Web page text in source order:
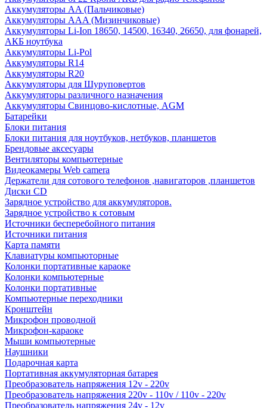
Аккумуляторы AA (Пальчиковые)
Аккумуляторы AAA (Мизинчиковые)
Аккумуляторы Li-Ion 18650, 14500, 16340, 26650, для фонарей,
АКБ ноутбука
Аккумуляторы Li-Pol
Аккумуляторы R14
Аккумуляторы R20
Аккумуляторы для Шуруповертов
Аккумуляторы различного назначения
Аккумуляторы Свинцово-кислотные, AGM
Батарейки
Блоки питания
Блоки питания для ноутбуков, нетбуков, планшетов
Брендовые аксесуары
Вентиляторы компьютерные
Видеокамеры Web camera
Держатели для сотового телефонов ,навигаторов ,планшетов
Диски CD
Зарядное устройство для аккумуляторов.
Зарядное устройство к сотовым
Источники бесперебойного питания
Источники питания
Карта памяти
Клавиатуры компьюторные
Колонки портативные караоке
Колонки компьютерные
Колонки портативные
Компьютерные переходники
Кронштейн
Микрофон проводной
Микрофон-караоке
Мыши компьютерные
Наушники
Подарочная карта
Портативная аккумуляторная батарея
Преобразователь напряжения 12v - 220v
Преобразователь напряжения 220v - 110v / 110v - 220v
Преобразователь напряжения 24v - 12v